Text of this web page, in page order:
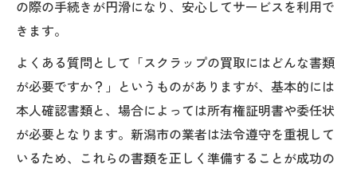
の際の手続きが円滑になり、安心してサービスを利用で
きます。
よくある質問として「スクラップの買取にはどんな書類
が必要ですか？」というものがありますが、基本的には
本人確認書類と、場合によっては所有権証明書や委任状
が必要となります。新潟市の業者は法令遵守を重視して
いるため、これらの書類を正しく準備することが成功の